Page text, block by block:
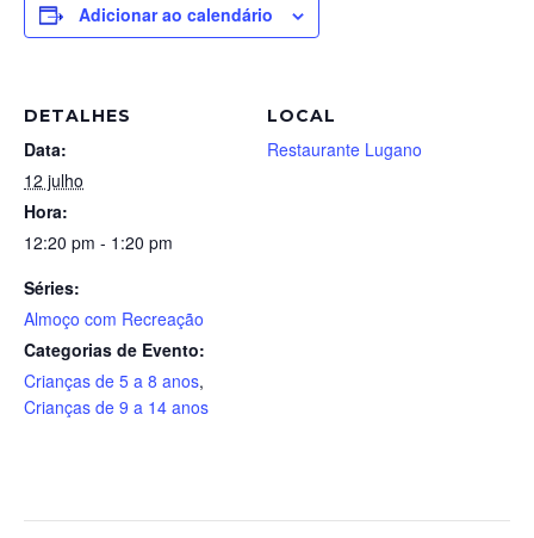
Adicionar ao calendário
DETALHES
Data:
12 julho
Hora:
12:20 pm - 1:20 pm
Séries:
Almoço com Recreação
Categorias de Evento:
Crianças de 5 a 8 anos,
Crianças de 9 a 14 anos
LOCAL
Restaurante Lugano